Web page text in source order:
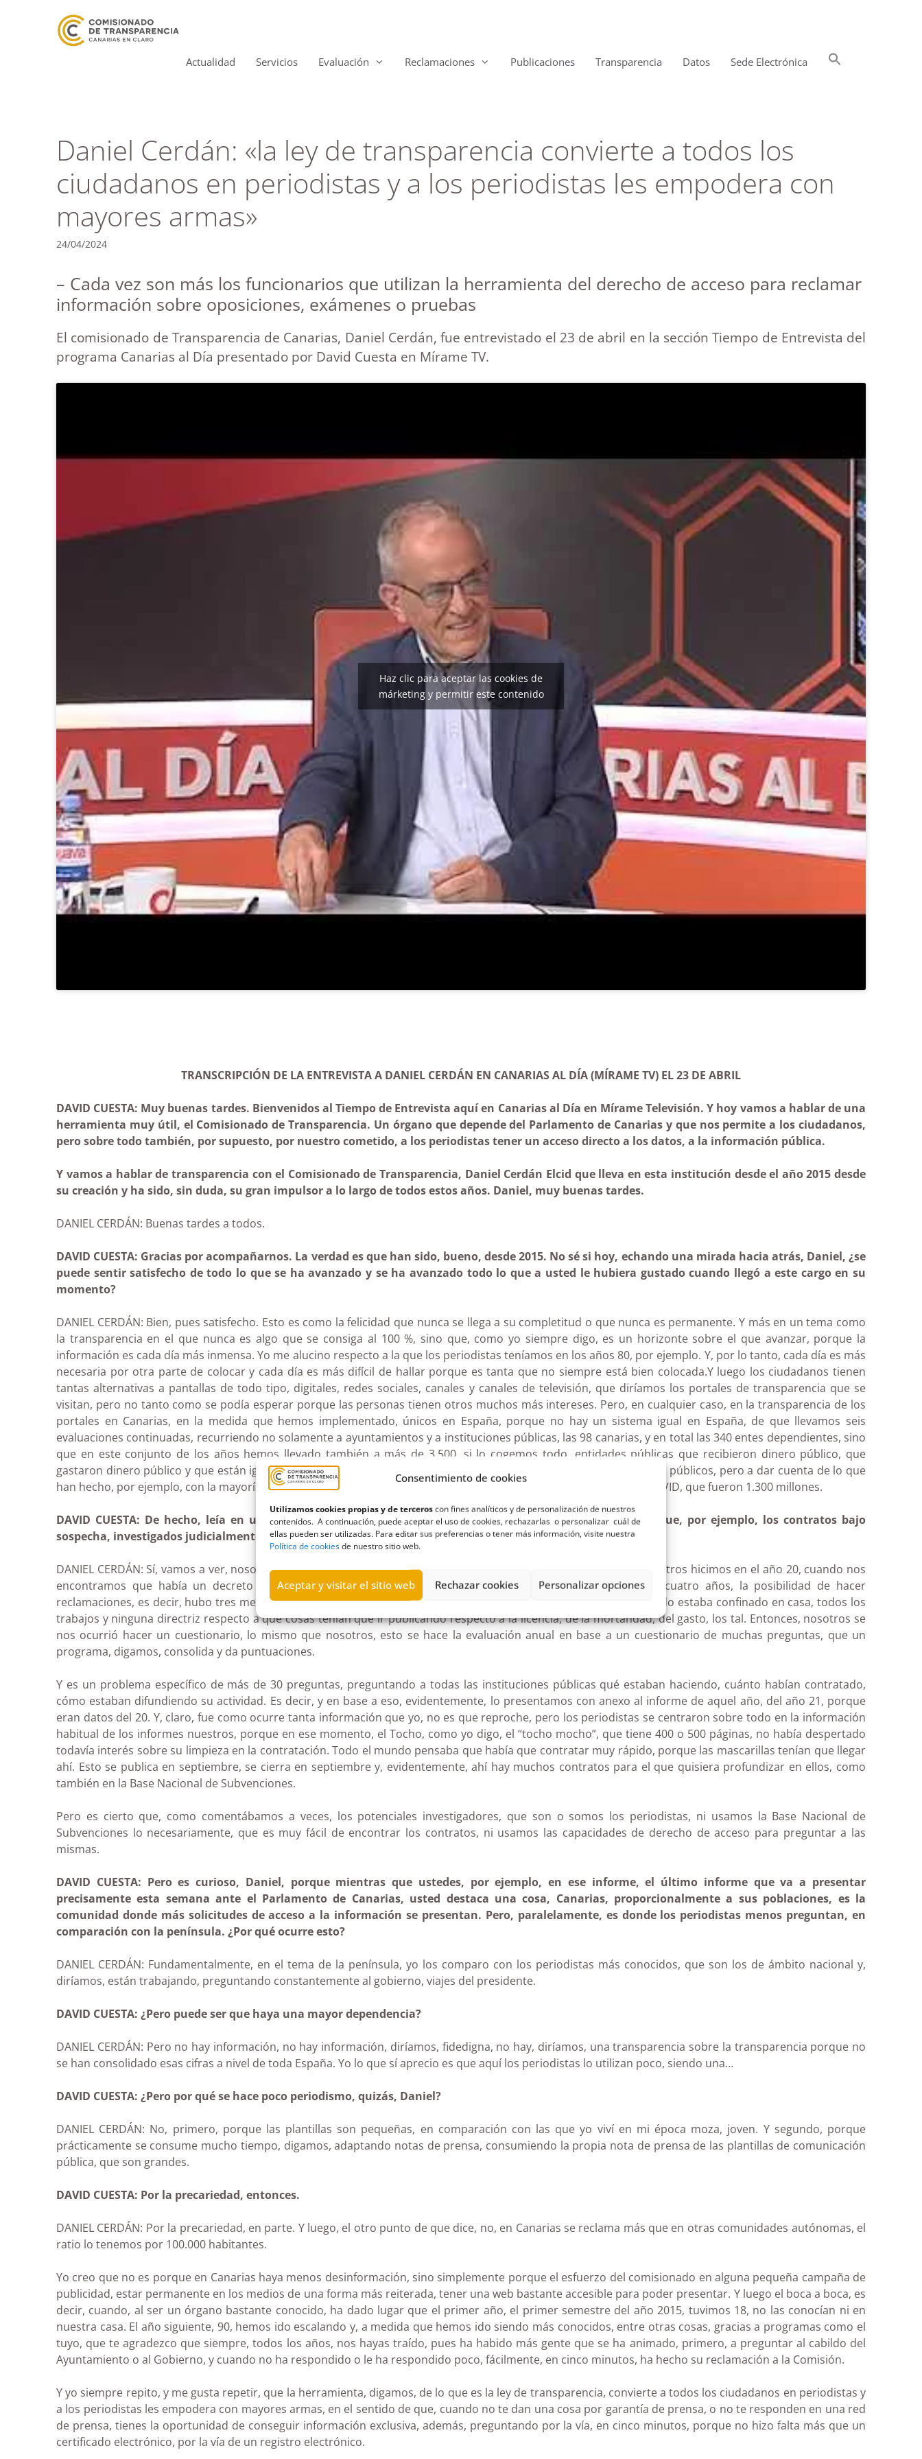
Consentimiento de cookies
Utilizamos cookies propias y de terceroscon fines analíticos y de personalización de nuestros
contenidos. A continuación, puede aceptar el uso de cookies, rechazarlas o personalizar cuál de
ellas pueden ser utilizadas. Para editar sus preferencias o tener más información, visite nuestra
Política de cookiesde nuestro sitio web.
Aceptar y visitar el sitio web Rechazar cookies Personalizar opciones
Actualidad Servicios Evaluación Reclamaciones Publicaciones Transparencia Datos Sede Electrónica
Daniel Cerdán: «la ley de transparencia convierte a todos los
ciudadanos en periodistas y a los periodistas les empodera con
mayores armas»
24/04/2024
– Cada vez son más los funcionarios que utilizan la herramienta del derecho de acceso para reclamar
información sobre oposiciones, exámenes o pruebas
El comisionado de Transparencia de Canarias, Daniel Cerdán, fue entrevistado el 23 de abril en la sección Tiempo de Entrevista del
programa Canarias al Día presentado por David Cuesta en Mírame TV.
Haz clic para aceptar las cookies de
márketing y permitir este contenido
TRANSCRIPCIÓN DE LA ENTREVISTA A DANIEL CERDÁN EN CANARIAS AL DÍA (MÍRAME TV) EL 23 DE ABRIL
DAVID CUESTA: Muy buenas tardes. Bienvenidos al Tiempo de Entrevista aquí en Canarias al Día en Mírame Televisión. Y hoy vamos a hablar de una
herramienta muy útil, el Comisionado de Transparencia. Un órgano que depende del Parlamento de Canarias y que nos permite a los ciudadanos,
pero sobre todo también, por supuesto, por nuestro cometido, a los periodistas tener un acceso directo a los datos, a la información pública.
Y vamos a hablar de transparencia con el Comisionado de Transparencia, Daniel Cerdán Elcid que lleva en esta institución desde el año 2015 desde
su creación y ha sido, sin duda, su gran impulsor a lo largo de todos estos años. Daniel, muy buenas tardes.
DANIEL CERDÁN: Buenas tardes a todos.
DAVID CUESTA: Gracias por acompañarnos. La verdad es que han sido, bueno, desde 2015. No sé si hoy, echando una mirada hacia atrás, Daniel, ¿se
puede sentir satisfecho de todo lo que se ha avanzado y se ha avanzado todo lo que a usted le hubiera gustado cuando llegó a este cargo en su
momento?
DANIEL CERDÁN: Bien, pues satisfecho. Esto es como la felicidad que nunca se llega a su completitud o que nunca es permanente. Y más en un tema como
la transparencia en el que nunca es algo que se consiga al 100 %, sino que, como yo siempre digo, es un horizonte sobre el que avanzar, porque la
información es cada día más inmensa. Yo me alucino respecto a la que los periodistas teníamos en los años 80, por ejemplo. Y, por lo tanto, cada día es más
necesaria por otra parte de colocar y cada día es más difícil de hallar porque es tanta que no siempre está bien colocada.Y luego los ciudadanos tienen
tantas alternativas a pantallas de todo tipo, digitales, redes sociales, canales y canales de televisión, que diríamos los portales de transparencia que se
visitan, pero no tanto como se podía esperar porque las personas tienen otros muchos más intereses. Pero, en cualquier caso, en la transparencia de los
portales en Canarias, en la medida que hemos implementado, únicos en España, porque no hay un sistema igual en España, de que llevamos seis
evaluaciones continuadas, recurriendo no solamente a ayuntamientos y a instituciones públicas, las 98 canarias, y en total las 340 entes dependientes, sino
que en este conjunto de los años hemos llevado también a más de 3.500, si lo cogemos todo, entidades públicas que recibieron dinero público, que
gastaron dinero público y que están igualmente obligadas a tener un pequeño portal de transparencia, no como los públicos, pero a dar cuenta de lo que
han hecho, por ejemplo, con la mayoría de subvenciones que ha habido en los últimos cuatro años, que fue la del COVID, que fueron 1.300 millones.
DAVID CUESTA: De hecho, leía en una entrevista que le hacía al compañero Salvador LaChica en el día, que, por ejemplo, los contratos bajo
sospecha, investigados judicialmente ahora, del COVID, estaban en el portal de transparencia.
DANIEL CERDÁN: Sí, vamos a ver, nosotros no estaban tanto en el portal de transparencia, con un informe que nosotros hicimos en el año 20, cuando nos
encontramos que había un decreto del gobierno estatal que había cerrado, si se acuerdan, ya han pasado cuatro años, la posibilidad de hacer
reclamaciones, es decir, hubo tres meses en que dijeron no hay obligación de tal. Y, en segundo lugar, todo el mundo estaba confinado en casa, todos los
trabajos y ninguna directriz respecto a qué cosas tenían que ir publicando respecto a la licencia, de la mortandad, del gasto, los tal. Entonces, nosotros se
nos ocurrió hacer un cuestionario, lo mismo que nosotros, esto se hace la evaluación anual en base a un cuestionario de muchas preguntas, que un
programa, digamos, consolida y da puntuaciones.
Y es un problema específico de más de 30 preguntas, preguntando a todas las instituciones públicas qué estaban haciendo, cuánto habían contratado,
cómo estaban difundiendo su actividad. Es decir, y en base a eso, evidentemente, lo presentamos con anexo al informe de aquel año, del año 21, porque
eran datos del 20. Y, claro, fue como ocurre tanta información que yo, no es que reproche, pero los periodistas se centraron sobre todo en la información
habitual de los informes nuestros, porque en ese momento, el Tocho, como yo digo, el “tocho mocho”, que tiene 400 o 500 páginas, no había despertado
todavía interés sobre su limpieza en la contratación. Todo el mundo pensaba que había que contratar muy rápido, porque las mascarillas tenían que llegar
ahí. Esto se publica en septiembre, se cierra en septiembre y, evidentemente, ahí hay muchos contratos para el que quisiera profundizar en ellos, como
también en la Base Nacional de Subvenciones.
Pero es cierto que, como comentábamos a veces, los potenciales investigadores, que son o somos los periodistas, ni usamos la Base Nacional de
Subvenciones lo necesariamente, que es muy fácil de encontrar los contratos, ni usamos las capacidades de derecho de acceso para preguntar a las
mismas.
DAVID CUESTA: Pero es curioso, Daniel, porquemientras que ustedes, por ejemplo, en ese informe, el último informe que va a presentar
precisamente esta semana ante el Parlamento de Canarias, usted destaca una cosa, Canarias, proporcionalmente a sus poblaciones, es la
comunidad donde más solicitudes de acceso a la información se presentan. Pero, paralelamente, es donde los periodistas menos preguntan, en
comparación con la península. ¿Por qué ocurre esto?
DANIEL CERDÁN: Fundamentalmente, en el tema de la península, yo los comparo con los periodistas más conocidos, que son los de ámbito nacional y,
diríamos, están trabajando, preguntando constantemente al gobierno, viajes del presidente.
DAVID CUESTA: ¿Pero puede ser que haya una mayordependencia?
DANIEL CERDÁN: Pero no hay información, no hay información, diríamos, fidedigna, no hay, diríamos, una transparencia sobre la transparencia porque no
se han consolidado esas cifras a nivel de toda España. Yo lo que sí aprecio es que aquí los periodistas lo utilizan poco, siendo una…
DAVID CUESTA: ¿Pero por qué se hace poco periodismo, quizás, Daniel?
DANIEL CERDÁN: No, primero, porque las plantillas son pequeñas, en comparación con las que yo viví en mi época moza, joven. Y segundo, porque
prácticamente se consume mucho tiempo, digamos, adaptando notas de prensa, consumiendo la propia nota de prensa de las plantillas de comunicación
pública, que son grandes.
DAVID CUESTA: Por la precariedad, entonces.
DANIEL CERDÁN: Por la precariedad, en parte. Y luego, el otro punto de que dice, no, en Canarias se reclama más que en otras comunidades autónomas, el
ratio lo tenemos por 100.000 habitantes.
Yo creo que no es porque en Canarias haya menos desinformación, sino simplemente porque el esfuerzo del comisionado en alguna pequeña campaña de
publicidad, estar permanente en los medios de una forma más reiterada, tener una web bastante accesible para poder presentar. Y luego el boca a boca, es
decir, cuando, al ser un órgano bastante conocido, ha dado lugar que el primer año, el primer semestre del año 2015, tuvimos 18, no las conocían ni en
nuestra casa. El año siguiente, 90, hemos ido escalando y, a medida que hemos ido siendo más conocidos, entre otras cosas, gracias a programas como el
tuyo, que te agradezco que siempre, todos los años, nos hayas traído, pues ha habido más gente que se ha animado, primero, a preguntar al cabildo del
Ayuntamiento o al Gobierno, y cuando no ha respondido o le ha respondido poco, fácilmente, en cinco minutos, ha hecho su reclamación a la Comisión.
Y yo siempre repito, y me gusta repetir, que la herramienta, digamos, de lo que es la ley de transparencia, convierte a todos los ciudadanos en periodistas y
a los periodistas les empodera con mayores armas, en el sentido de que, cuando no te dan una cosa por garantía de prensa, o no te responden en una red
de prensa, tienes la oportunidad de conseguir información exclusiva, además, preguntando por la vía, en cinco minutos, porque no hizo falta más que un
certificado electrónico, por la vía de un registro electrónico.